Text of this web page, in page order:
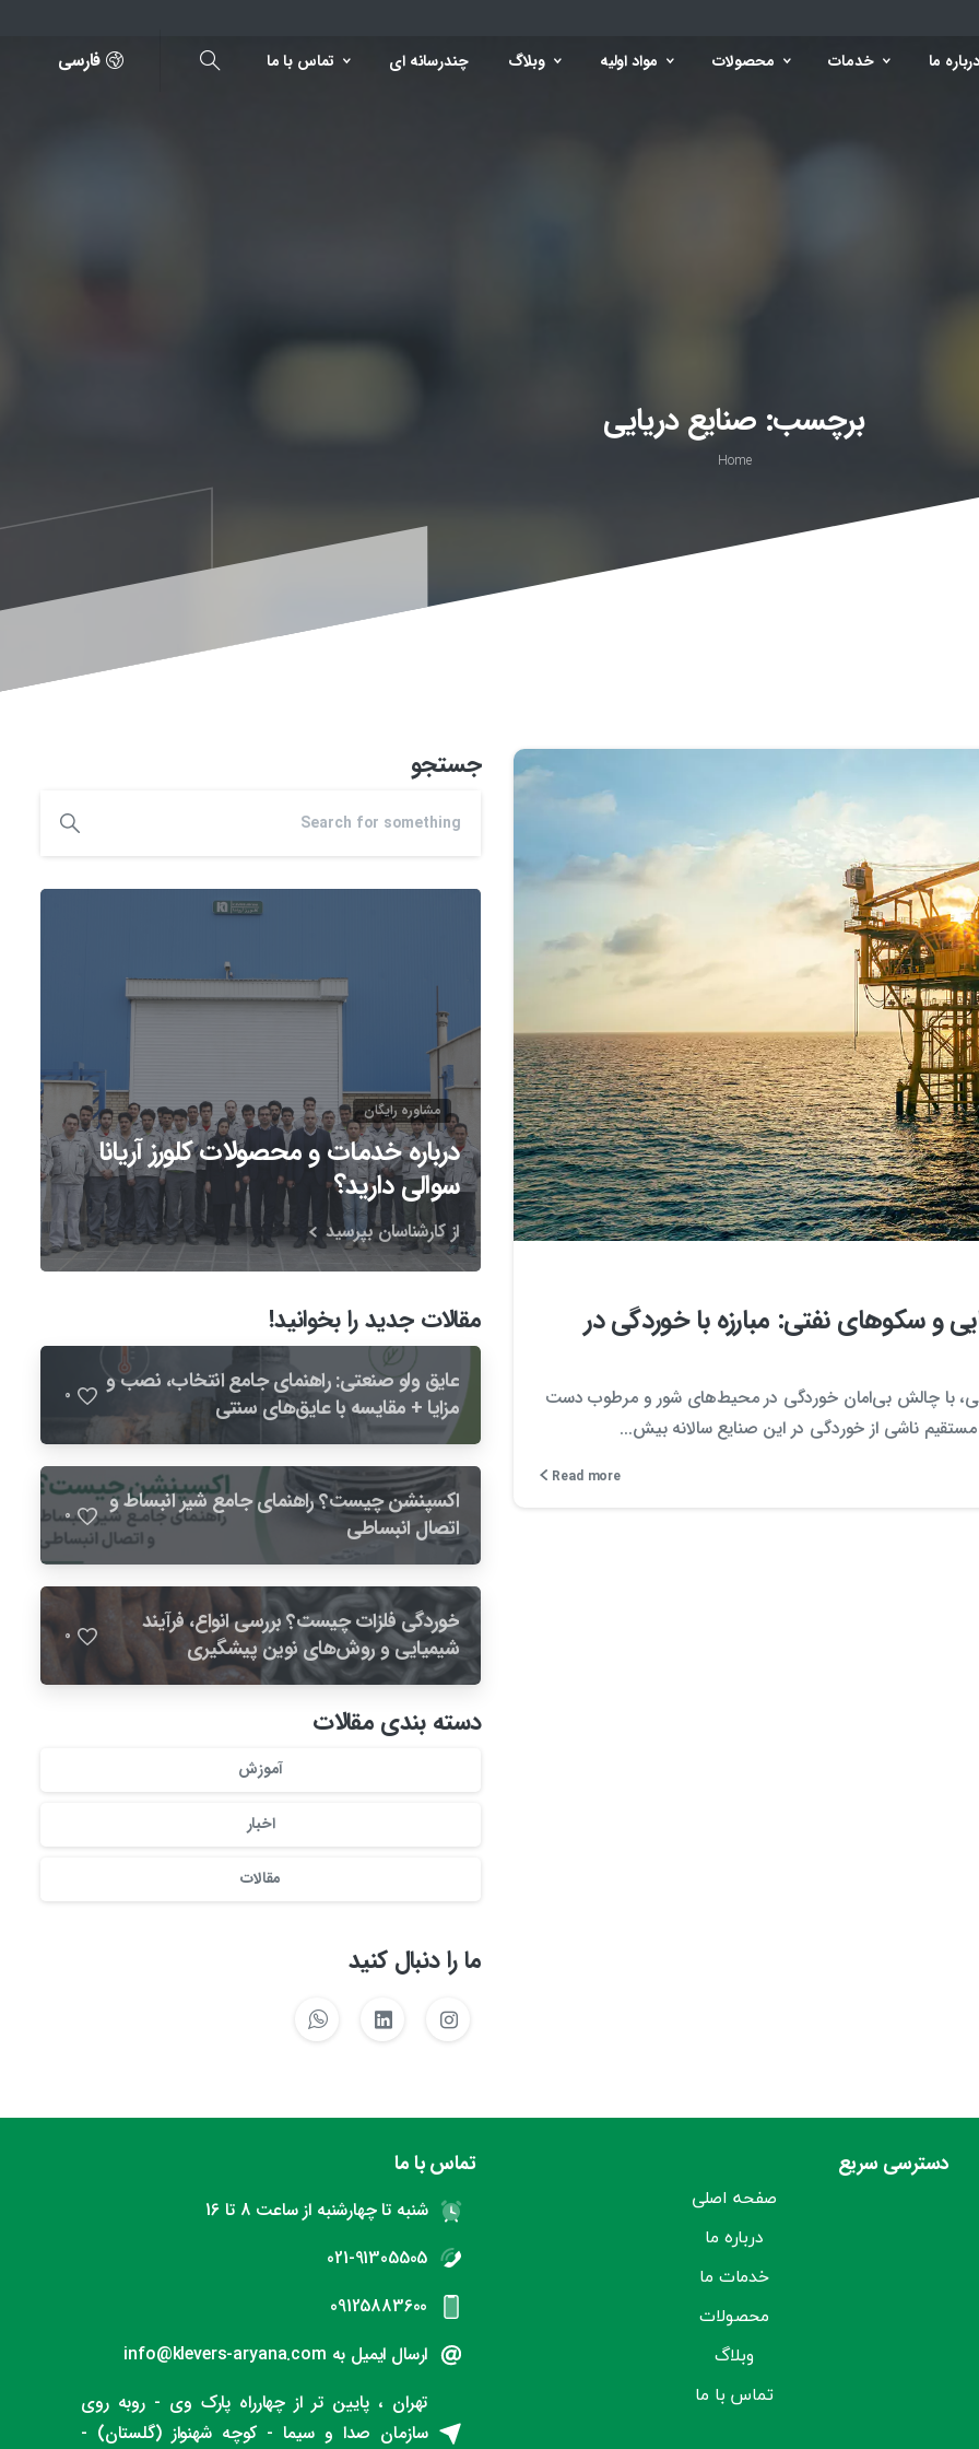
درباره ما خدمات محصولات مواد اولیه وبلاگ چندرسانه ای تماس با ما فارسی
برچسب: صنایع دریایی
Home
0
1
و سکوهای نفتی: مبارزه با خوردگی در
با چالش بی‌امان خوردگی در محیط‌های شور و مرطوب دست
ناشی از خوردگی در این صنایع سالانه بیش...
Read more
جستجو
مشاوره رایگان
درباره خدمات و محصولات کلورز آریانا
سوالی دارید؟
از کارشناسان بپرسید
مقالات جدید را بخوانید!
عایق ولو صنعتی: راهنمای جامع انتخاب، نصب و
مزایا + مقایسه با عایق‌های سنتی
0
اکسپنشن چیست؟ راهنمای جامع شیر انبساط و
اتصال انبساطی
0
خوردگی فلزات چیست؟ بررسی انواع، فرآیند
شیمیایی و روش‌های نوین پیشگیری
0
دسته بندی مقالات
آموزش
اخبار
مقالات
ما را دنبال کنید
دسترسی سریع
صفحه اصلی
درباره ما
خدمات ما
محصولات
وبلاگ
تماس با ما
تماس با ما
شنبه تا چهارشنبه از ساعت 8 تا 16
021-91305505
09125883600
ارسال ایمیل به info@klevers-aryana.com
تهران ، پایین تر از چهارراه پارک وی - روبه روی
سازمان صدا و سیما - کوچه شهنواز (گلستان) -